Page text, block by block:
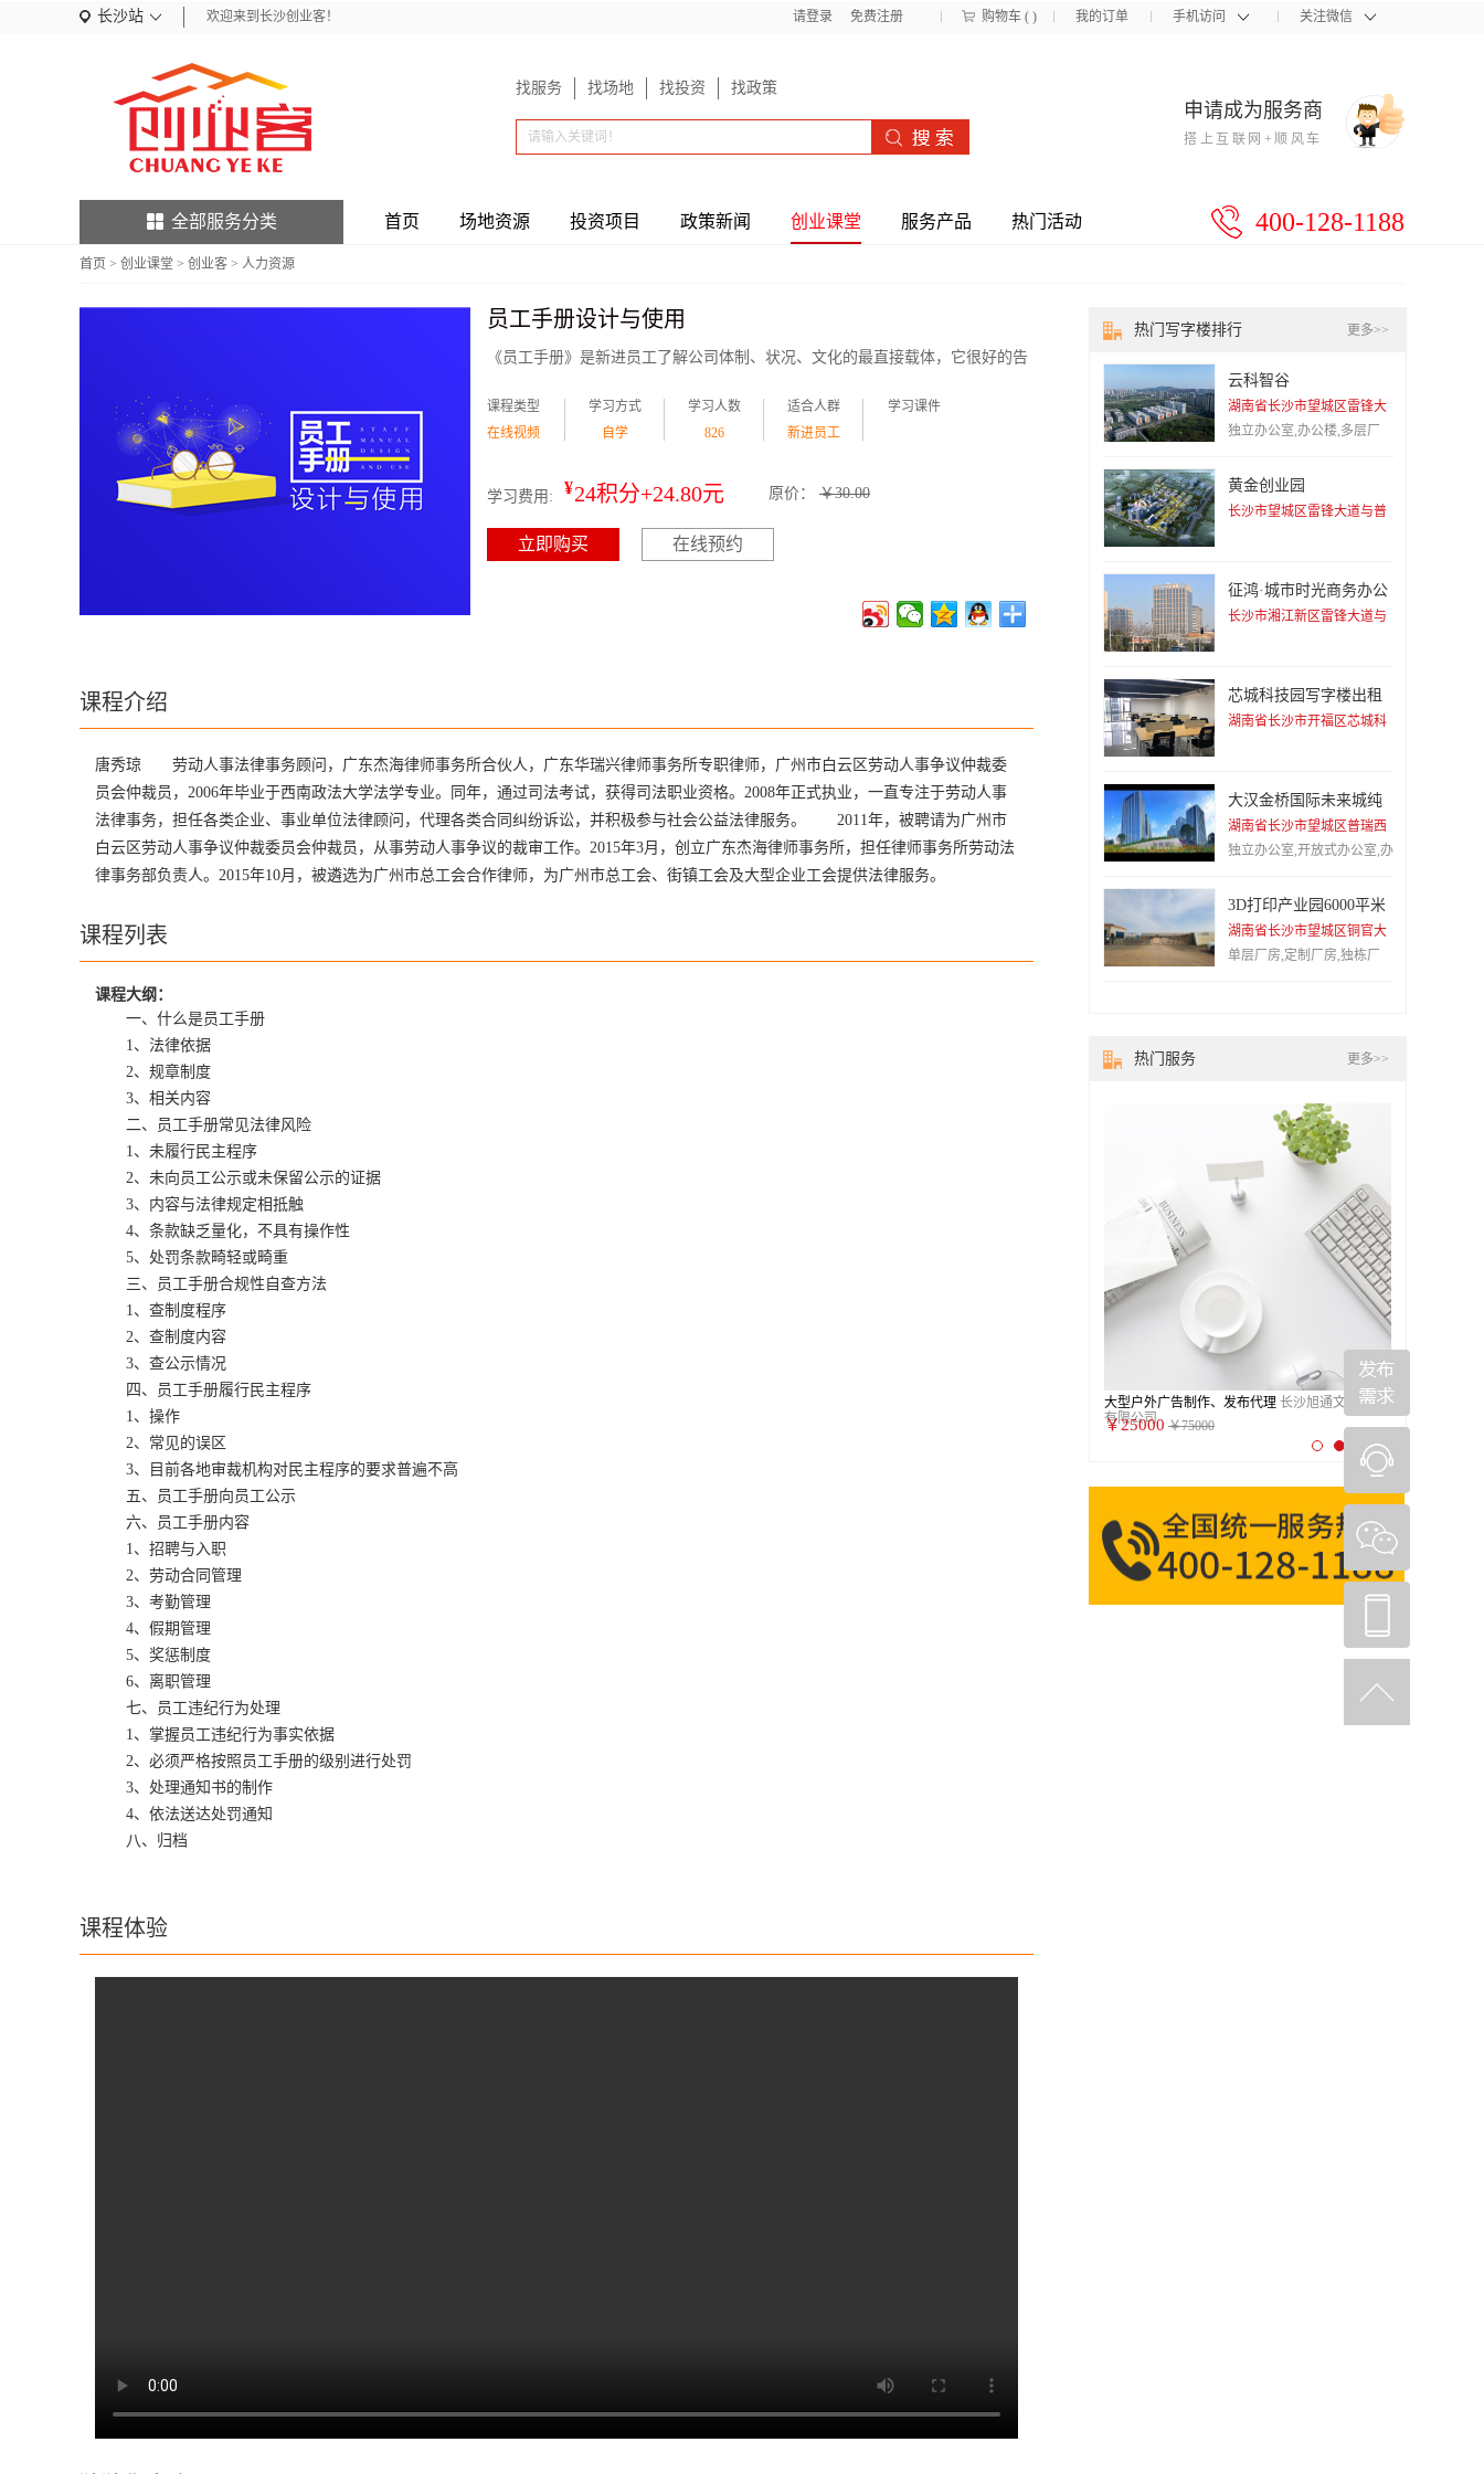
长沙站 欢迎来到长沙创业客！ 我的订单 手机访问 关注微信
购物车 ( )
请登录 免费注册
找服务 找场地 找投资 找政策
申请成为服务商
搭上互联网+顺风车
全部服务分类 400-128-1188
首页 场地资源 投资项目 政策新闻 创业课堂 服务产品 热门活动
首页 > 创业课堂 > 创业客 > 人力资源
员工手册设计与使用
《员工手册》是新进员工了解公司体制、状况、文化的最直接载体，它很好的告
采用合法、合规、合用、好用原则，充分发挥员工手册应有的作用，有效提升企
业正规化运作。
课程类型
在线视频
学习方式
自学
学习人数
826
适合人群
新进员工
学习课件
学习费用: ¥24积分+24.80元 原价： ￥30.00
在线预约
课程介绍
唐秀琼 劳动人事法律事务顾问，广东杰海律师事务所合伙人，广东华瑞兴律师事务所专职律师，广州市白云区劳动人事争议仲裁委
员会仲裁员，2006年毕业于西南政法大学法学专业。同年，通过司法考试，获得司法职业资格。2008年正式执业，一直专注于劳动人事
法律事务，担任各类企业、事业单位法律顾问，代理各类合同纠纷诉讼，并积极参与社会公益法律服务。 2011年，被聘请为广州市
白云区劳动人事争议仲裁委员会仲裁员，从事劳动人事争议的裁审工作。2015年3月，创立广东杰海律师事务所，担任律师事务所劳动法
律事务部负责人。2015年10月，被遴选为广州市总工会合作律师，为广州市总工会、街镇工会及大型企业工会提供法律服务。
课程列表
课程大纲：
一、什么是员工手册
1、法律依据
2、规章制度
3、相关内容
二、员工手册常见法律风险
1、未履行民主程序
2、未向员工公示或未保留公示的证据
3、内容与法律规定相抵触
4、条款缺乏量化，不具有操作性
5、处罚条款畸轻或畸重
三、员工手册合规性自查方法
1、查制度程序
2、查制度内容
3、查公示情况
四、员工手册履行民主程序
1、操作
2、常见的误区
3、目前各地审裁机构对民主程序的要求普遍不高
五、员工手册向员工公示
六、员工手册内容
1、招聘与入职
2、劳动合同管理
3、考勤管理
4、假期管理
5、奖惩制度
6、离职管理
七、员工违纪行为处理
1、掌握员工违纪行为事实依据
2、必须严格按照员工手册的级别进行处罚
3、处理通知书的制作
4、依法送达处罚通知
八、归档
课程体验
热门写字楼排行 更多>>
云科智谷
湖南省长沙市望城区雷锋大
道1389号
独立办公室,办公楼,多层厂
黄金创业园
长沙市望城区雷锋大道与普
区,会议室,
征鸿·城市时光商务办公
楼
长沙市湘江新区雷锋大道与
芯城科技园写字楼出租
湖南省长沙市开福区芯城科
大汉金桥国际未来城纯
写字楼出租
湖南省长沙市望城区普瑞西
路一段1555号
独立办公室,开放式办公室,办
3D打印产业园6000平米
钢结构厂房招租
湖南省长沙市望城区铜官大
道
单层厂房,定制厂房,独栋厂
热门服务 更多>>
大型户外广告制作、发布代理 长沙旭通文化传播
有限公司
￥25000 ￥75000
VR全景、VR
信息科技信息
￥7500